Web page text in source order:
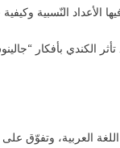
الأعداد النّسبية
الكندي بأفكار
وتفوّق على